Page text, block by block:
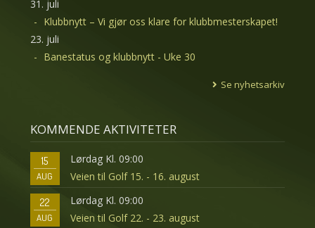
31. juli
Klubbnytt – Vi gjør oss klare for klubbmesterskapet!
23. juli
Banestatus og klubbnytt - Uke 30
Se nyhetsarkiv
KOMMENDE AKTIVITETER
15
AUG
Lørdag Kl. 09:00
Veien til Golf 15. - 16. august
22
AUG
Lørdag Kl. 09:00
Veien til Golf 22. - 23. august